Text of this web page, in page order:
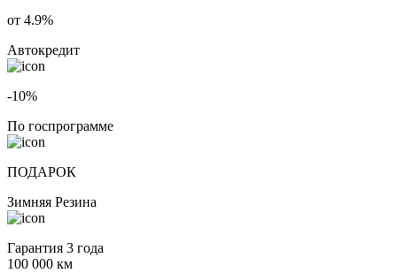
от 4.9%
Автокредит
-10%
По госпрограмме
ПОДАРОК
Зимняя Резина
Гарантия 3 года
100 000 км